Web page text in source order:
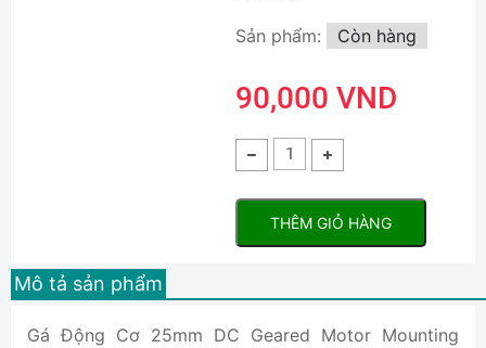
Sản phẩm:
Còn hàng
90,000 VND
THÊM GIỎ HÀNG
Mô tả sản phẩm
Gá Động Cơ 25mm DC Geared Motor Mounting